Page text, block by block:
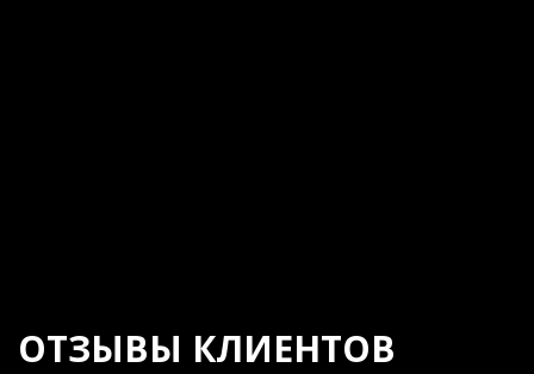
ОТЗЫВЫ КЛИЕНТОВ